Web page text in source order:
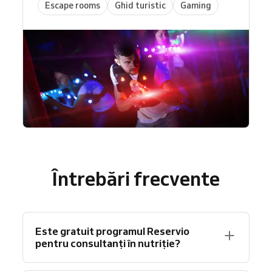
Escape rooms Ghid turistic Gaming
Întrebări frecvente
Este gratuit programul Reservio
pentru consultanți în nutriție?